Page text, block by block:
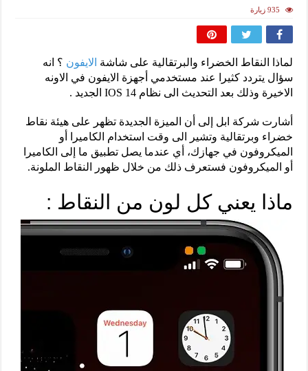
935 زيارة
لماذا النقاط الخضراء والبرتقالية على شاشة الايفون ؟ انه
سؤال يتردد كثيرا عند مستخدمي أجهزة الايفون في الاونه
الاخيرة وذلك بعد التحديث الى نظام IOS 14 الجديد .
أشارت شركة ابل إلى أن الميزة الجديدة تظهر على هيئة نقاط
خضراء وبرتقالية وتشير الى وقت استخدام الكاميرا أو
الميكروفون في جهازك، أي عندما يصل تطبيق ما إلى الكاميرا
أو الميكروفون فستعرف ذلك من خلال ظهور النقاط الملونة.
ماذا يعني كل لون من النقاط :